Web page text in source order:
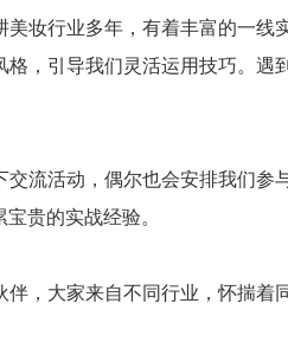
妆行业多年，有着丰富的一
，引导我们灵活运用技巧。
流活动，偶尔也会安排我们
贵的实战经验。
，大家来自不同行业，怀揣